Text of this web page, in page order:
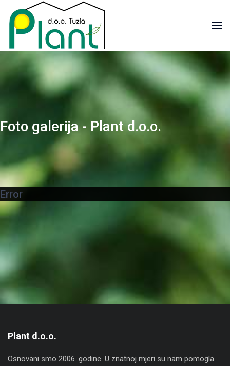
Foto galerija - Plant d.o.o.
Error
Plant d.o.o.
Osnovani smo 2006. godine. U znatnoj mjeri su nam pomogla